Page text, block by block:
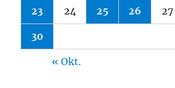
23 24 25 26 27
30
« Okt.